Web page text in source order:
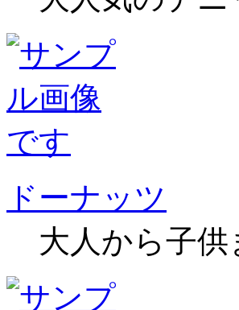
ドーナッツ
大人から子